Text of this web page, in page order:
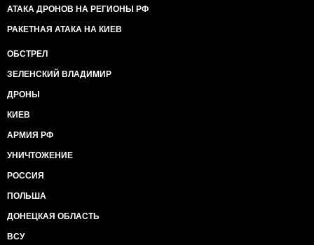
АТАКА ДРОНОВ НА РЕГИОНЫ РФ
РАКЕТНАЯ АТАКА НА КИЕВ
ОБСТРЕЛ
ЗЕЛЕНСКИЙ ВЛАДИМИР
ДРОНЫ
КИЕВ
АРМИЯ РФ
УНИЧТОЖЕНИЕ
РОССИЯ
ПОЛЬША
ДОНЕЦКАЯ ОБЛАСТЬ
ВСУ